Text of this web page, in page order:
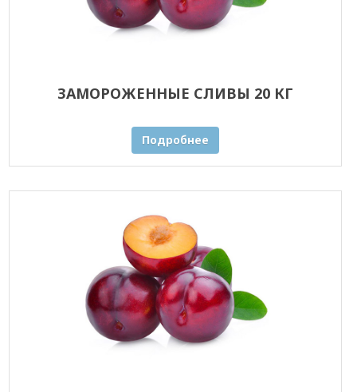
ЗАМОРОЖЕННЫЕ СЛИВЫ 20 КГ
Подробнее